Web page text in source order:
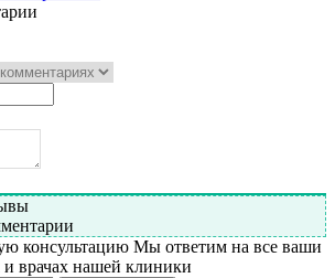
консультацию Мы ответим на все ваши
и врачах нашей клиники